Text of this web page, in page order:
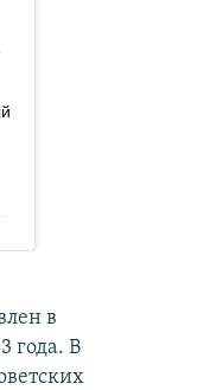
в
года. В